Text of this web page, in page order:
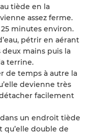
tiède en la
assez ferme.
minutes environ.
pétrir en aérant
deux mains puis la
terrine.
de temps à autre la
devienne très
facilement
un endroit tiède
qu’elle double de